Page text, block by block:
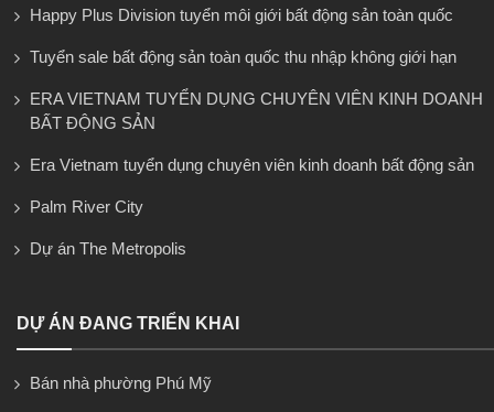
Happy Plus Division tuyển môi giới bất động sản toàn quốc
Tuyển sale bất động sản toàn quốc thu nhập không giới hạn
ERA VIETNAM TUYỂN DỤNG CHUYÊN VIÊN KINH DOANH
BẤT ĐỘNG SẢN
Era Vietnam tuyển dụng chuyên viên kinh doanh bất động sản
Palm River City
Dự án The Metropolis
DỰ ÁN ĐANG TRIỂN KHAI
Bán nhà phường Phú Mỹ